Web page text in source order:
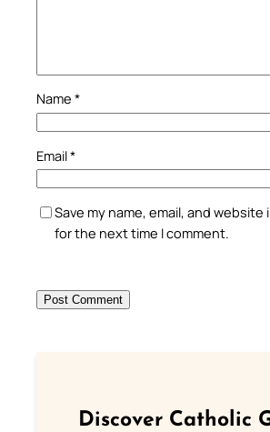
Name *
Email*
Save my name, email, and
for the next time I comment.
Discover Catholic